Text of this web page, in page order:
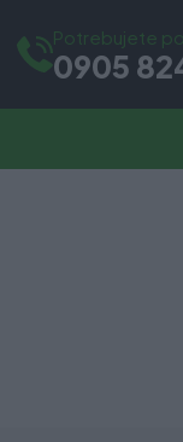
Potrebujete
0905